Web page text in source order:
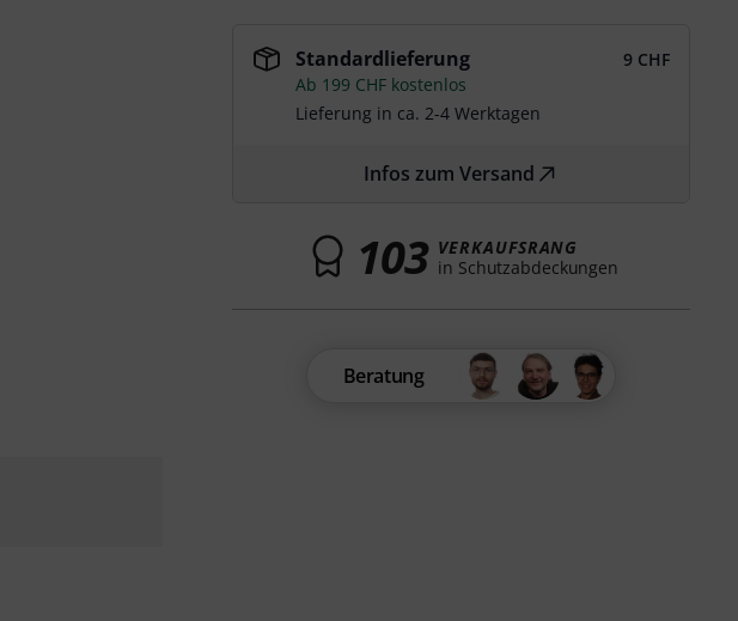
Standardlieferung
9 CHF
Ab 199 CHF kostenlos
Lieferung in ca. 2-4 Werktagen
Infos zum Versand
103 VERKAUFSRANG
in Schutzabdeckungen
Beratung